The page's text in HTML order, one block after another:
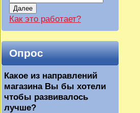
Далее
Как это работает?
Опрос
Какое из направлений
магазина Вы бы хотели
чтобы развивалось
лучше?